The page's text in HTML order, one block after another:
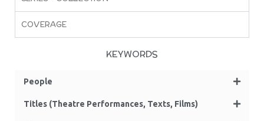
COVERAGE
KEYWORDS
People
Titles (Theatre Performances, Texts, Films)